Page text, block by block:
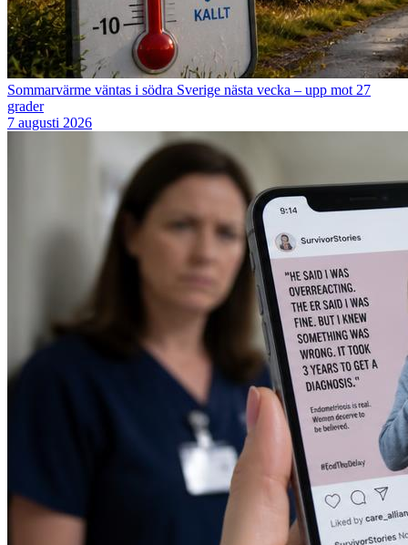
Sommarvärme väntas i södra Sverige nästa vecka – upp mot 27
grader
7 augusti 2026